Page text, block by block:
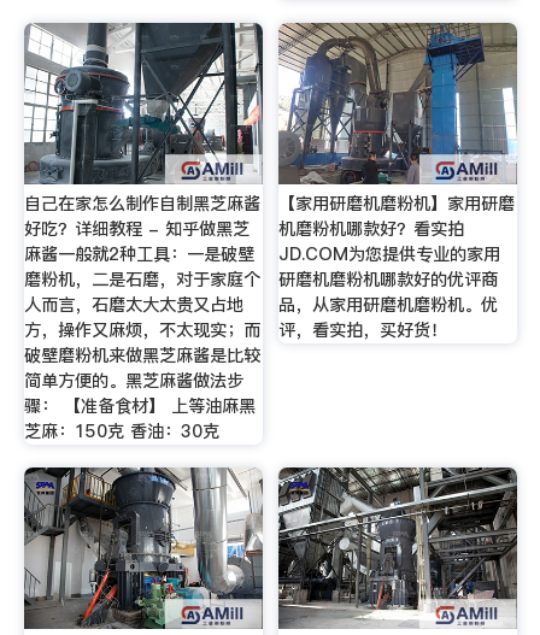
自己在家怎么制作自制黑芝麻酱
好吃？详细教程 - 知乎做黑芝
麻酱一般就2种工具：一是破壁
磨粉机，二是石磨，对于家庭个
人而言，石磨太大太贵又占地
方，操作又麻烦，不太现实；而
破壁磨粉机来做黑芝麻酱是比较
简单方便的。黑芝麻酱做法步
骤： 【准备食材】 上等油麻黑
芝麻：150克 香油：30克
【家用研磨机磨粉机】家用研磨
机磨粉机哪款好？看实拍
JD.COM为您提供专业的家用
研磨机磨粉机哪款好的优评商
品，从家用研磨机磨粉机。优
评，看实拍，买好货！